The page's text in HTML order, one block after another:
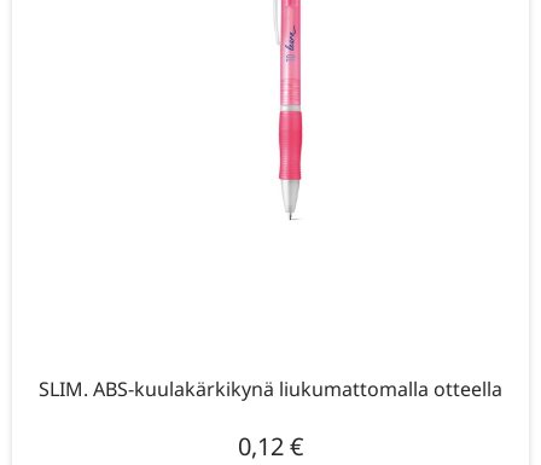
SLIM. ABS-kuulakärkikynä liukumattomalla otteella
0,12€